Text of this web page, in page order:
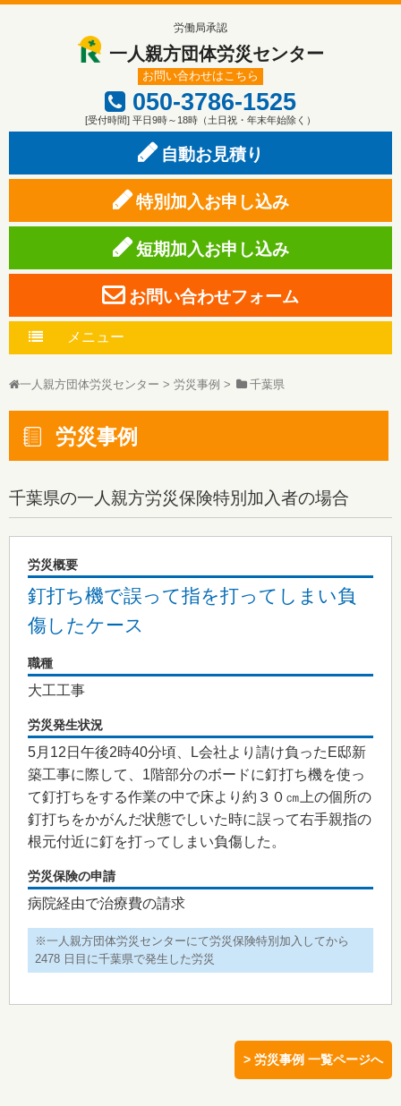
労働局承認
一人親方団体労災センター
お問い合わせはこちら
050-3786-1525
[受付時間] 平日9時～18時（土日祝・年末年始除く）
自動お見積り
特別加入お申し込み
短期加入お申し込み
お問い合わせフォーム
メニュー
一人親方団体労災センター > 労災事例 > 千葉県
労災事例
千葉県の一人親方労災保険特別加入者の場合
労災概要
釘打ち機で誤って指を打ってしまい負
傷したケース
職種
大工工事
労災発生状況
5月12日午後2時40分頃、L会社より請け負ったE邸新
築工事に際して、1階部分のボードに釘打ち機を使っ
て釘打ちをする作業の中で床より約３０㎝上の個所の
釘打ちをかがんだ状態でしいた時に誤って右手親指の
根元付近に釘を打ってしまい負傷した。
労災保険の申請
病院経由で治療費の請求
※一人親方団体労災センターにて労災保険特別加入してから
2478 日目に千葉県で発生した労災
> 労災事例 一覧ページへ